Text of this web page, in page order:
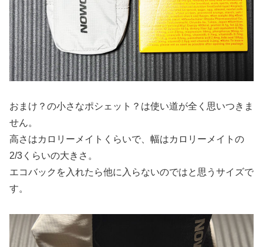
おまけ？の小さなポシェット？は使い道が全く思いつきま
せん。
高さはカロリーメイトくらいで、幅はカロリーメイトの
2/3くらいの大きさ。
エコバックを入れたら他に入らないのではと思うサイズで
す。